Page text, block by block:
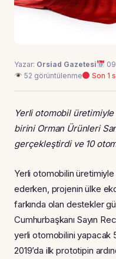
Yazar: Orsiad Gazetesi
52 görüntülenme
Son 1
Yerli otomobil üretimiyle
birini Orman Ürünleri
gerçekleştirdi ve 10
Yerli otomobilin
ederken, projenin ülke
farkında olan destekler
Cumhurbaşkanı Sayın
yerli otomobilini yapacak
2019’da ilk prototipin